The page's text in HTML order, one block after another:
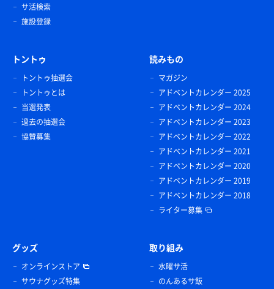
サ活検索
施設登録
トントゥ
トントゥ抽選会
トントゥとは
当選発表
過去の抽選会
協賛募集
読みもの
マガジン
アドベントカレンダー 2025
アドベントカレンダー 2024
アドベントカレンダー 2023
アドベントカレンダー 2022
アドベントカレンダー 2021
アドベントカレンダー 2020
アドベントカレンダー 2019
アドベントカレンダー 2018
ライター募集
グッズ
オンラインストア
サウナグッズ特集
取り組み
水曜サ活
のんあるサ飯